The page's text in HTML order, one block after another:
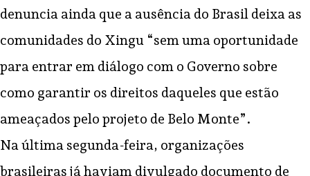
denuncia ainda que a ausência do Brasil deixa as
comunidades do Xingu “sem uma oportunidade
para entrar em diálogo com o Governo sobre
como garantir os direitos daqueles que estão
ameaçados pelo projeto de Belo Monte”.
Na última segunda-feira, organizações
brasileiras já haviam divulgado documento de